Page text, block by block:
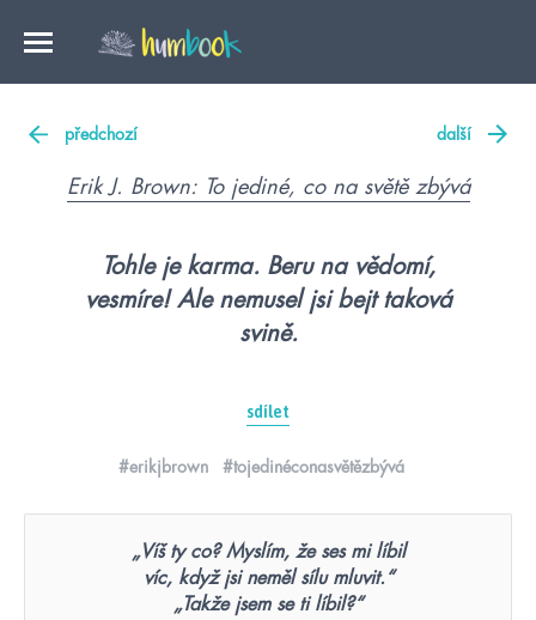
předchozí další
Erik J. Brown: To jediné, co na světě zbývá
Tohle je karma. Beru na vědomí,
vesmíre! Ale nemusel jsi bejt taková
svině.
sdílet
#erikjbrown #tojedinéconasvětězbývá
„Víš ty co? Myslím, že ses mi líbil
víc, když jsi neměl sílu mluvit.“
„Takže jsem se ti líbil?“